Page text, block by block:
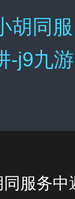
胡同服
-j9九游
服务中